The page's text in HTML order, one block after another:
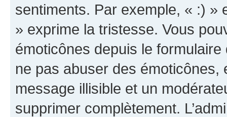
sentiments. Par exemple, « :) »
» exprime la tristesse. Vous
émoticônes depuis le
ne pas abuser des
message illisible et un
supprimer complètement.